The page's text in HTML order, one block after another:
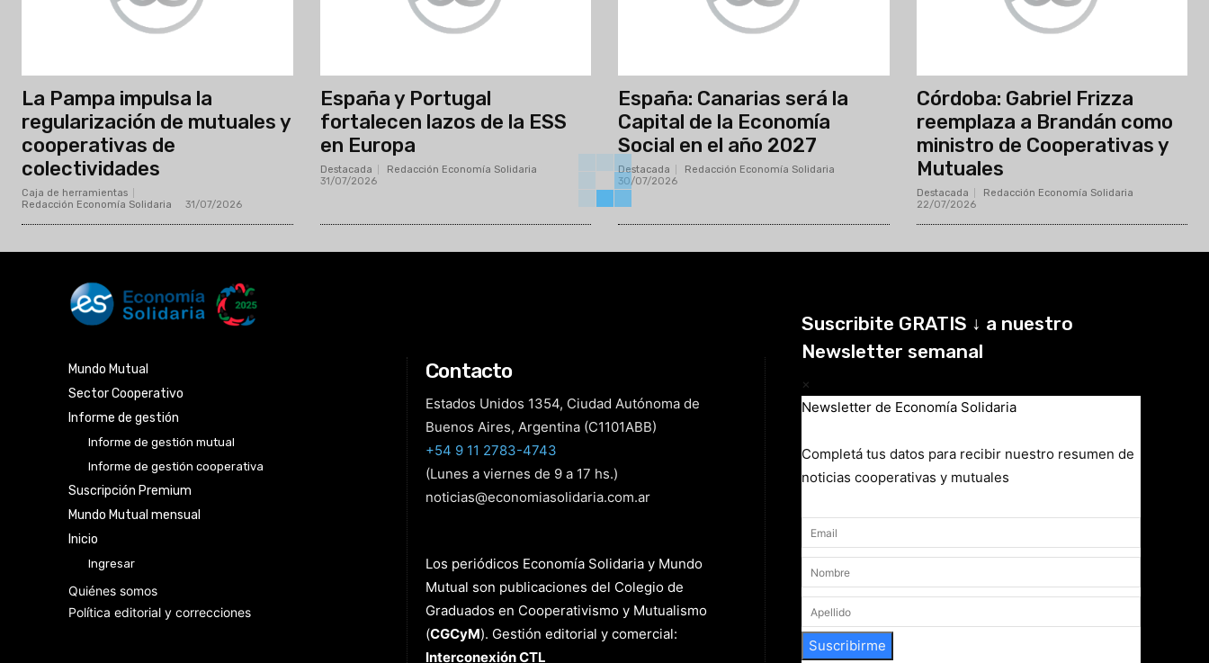
La Pampa impulsa la
regularización de mutuales y
cooperativas de
colectividades
Caja de herramientas
Redacción Economía Solidaria
31/07/2026
España y Portugal
fortalecen lazos de la ESS
en Europa
Destacada Redacción Economía Solidaria
31/07/2026
España: Canarias será la
Capital de la Economía
Social en el año 2027
Destacada Redacción Economía Solidaria
30/07/2026
Córdoba: Gabriel Frizza
reemplaza a Brandán como
ministro de Cooperativas y
Mutuales
Destacada Redacción Economía Solidaria
22/07/2026
Mundo Mutual
Sector Cooperativo
Informe de gestión
Informe de gestión mutual
Informe de gestión cooperativa
Suscripción Premium
Mundo Mutual mensual
Inicio
Ingresar
Quiénes somos
Política editorial y correcciones
Contacto
Estados Unidos 1354, Ciudad Autónoma de
Buenos Aires, Argentina (C1101ABB)
+54 9 11 2783-4743
(Lunes a viernes de 9 a 17 hs.)
noticias@economiasolidaria.com.ar
Los periódicos Economía Solidaria y Mundo
Mutual son publicaciones del Colegio de
Graduados en Cooperativismo y Mutualismo
(CGCyM). Gestión editorial y comercial:
Interconexión CTL
Suscribite GRATIS ↓ a nuestro
Newsletter semanal
×
Newsletter de Economía Solidaria
Completá tus datos para recibir nuestro resumen de
noticias cooperativas y mutuales
Suscribirme